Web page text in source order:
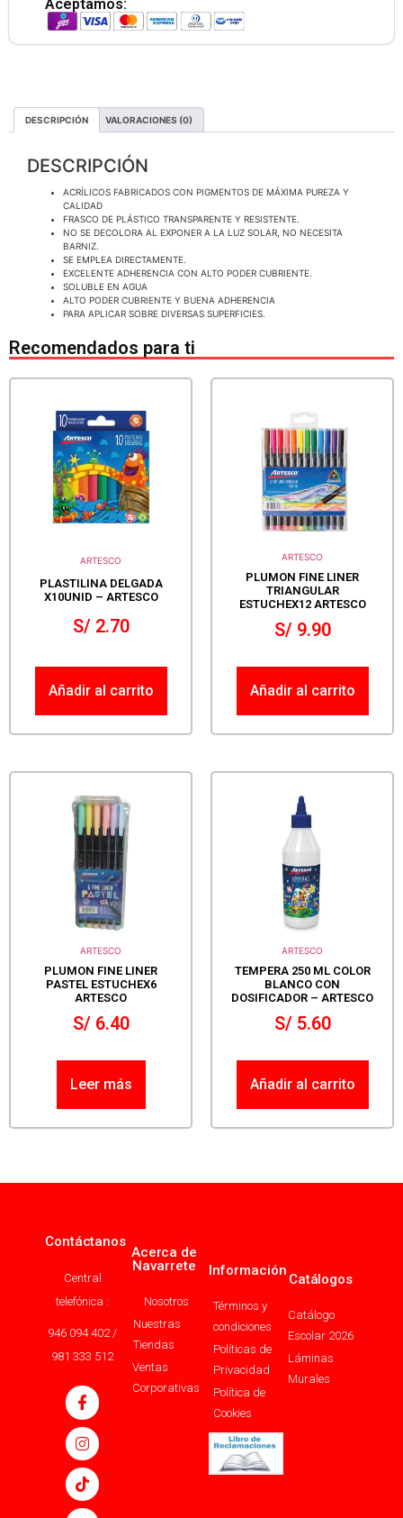
Aceptamos:
DESCRIPCIÓN VALORACIONES (0)
DESCRIPCIÓN
ACRÍLICOS FABRICADOS CON PIGMENTOS DE MÁXIMA PUREZA Y
CALIDAD
FRASCO DE PLÁSTICO TRANSPARENTE Y RESISTENTE.
NO SE DECOLORA AL EXPONER A LA LUZ SOLAR, NO NECESITA
BARNIZ.
SE EMPLEA DIRECTAMENTE.
EXCELENTE ADHERENCIA CON ALTO PODER CUBRIENTE.
SOLUBLE EN AGUA
ALTO PODER CUBRIENTE Y BUENA ADHERENCIA
PARA APLICAR SOBRE DIVERSAS SUPERFICIES.
Recomendados para ti
ARTESCO
PLASTILINA DELGADA
X10UNID – ARTESCO
S/2.70
Añadir al carrito
ARTESCO
PLUMON FINE LINER
TRIANGULAR
ESTUCHEX12 ARTESCO
S/9.90
Añadir al carrito
ARTESCO
PLUMON FINE LINER
PASTEL ESTUCHEX6
ARTESCO
S/6.40
Leer más
ARTESCO
TEMPERA 250 ML COLOR
BLANCO CON
DOSIFICADOR – ARTESCO
S/5.60
Añadir al carrito
Contáctanos
Central
telefónica :
946 094 402 /
981 333 512
Acerca de
Navarrete
Nosotros
Nuestras
Tiendas
Ventas
Corporativas
Información
Términos y
condiciones
Políticas de
Privacidad
Política de
Cookies
Catálogos
Catálogo
Escolar 2026
Láminas
Murales